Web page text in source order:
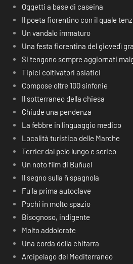
Oggetti a base di caseina
Il poeta fiorentino con il quale
Un vandalo immaturo
Una festa fiorentina del giovedì
Si tengono sempre aggiornati
Tipici coltivatori asiatici
Compose oltre 100 sinfonie
Il sotterraneo della chiesa
Chiude una pendenza
La febbre in linguaggio medico
Località turistica delle Marche
Terrier dal pelo lungo e serico
Un noto film di Buñuel
Il segno sulla ñ spagnola
Fu la prima autoclave
Pochi in molto spazio
Bisognoso, indigente
Molto addolorate
Una corda della chitarra
Arcipelago del Mediterraneo